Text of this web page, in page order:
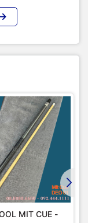
MIT CUE -